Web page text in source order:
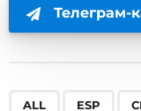
Телеграм-
ALL ESP